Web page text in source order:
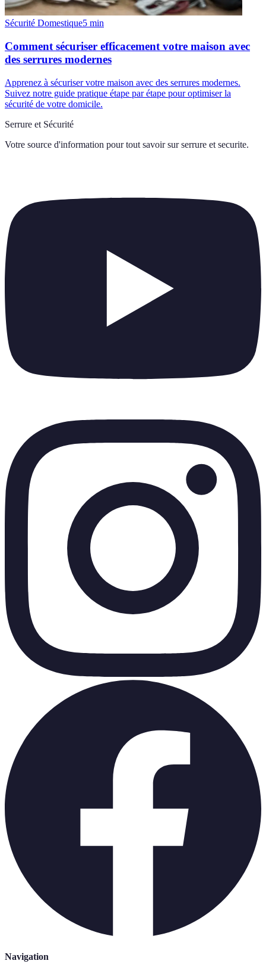
Sécurité Domestique5 min
Comment sécuriser efficacement votre maison avec
des serrures modernes
Apprenez à sécuriser votre maison avec des serrures modernes.
Suivez notre guide pratique étape par étape pour optimiser la
sécurité de votre domicile.
Serrure et Sécurité
Votre source d'information pour tout savoir sur serrure et securite.
Navigation